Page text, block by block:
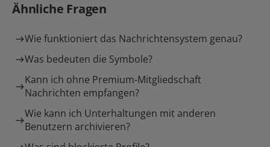
Ähnliche Fragen
Wie funktioniert das Nachrichtensystem genau?
Was bedeuten die Symbole?
Kann ich ohne Premium-Mitgliedschaft
Nachrichten empfangen?
Wie kann ich Unterhaltungen mit anderen
Benutzern archivieren?